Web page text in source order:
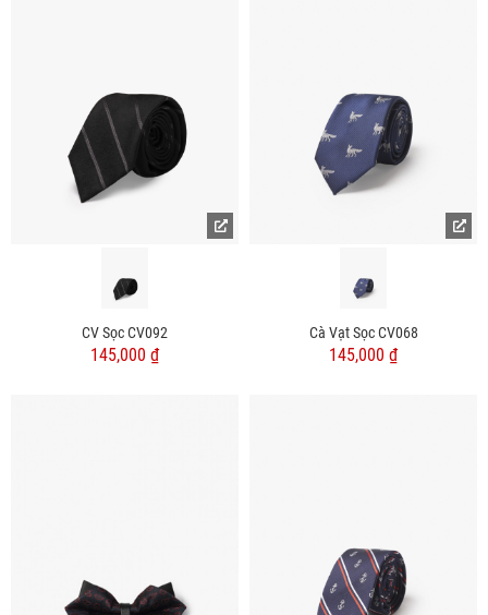
CV Sọc CV092
145,000 ₫
Cà Vạt Sọc CV068
145,000 ₫